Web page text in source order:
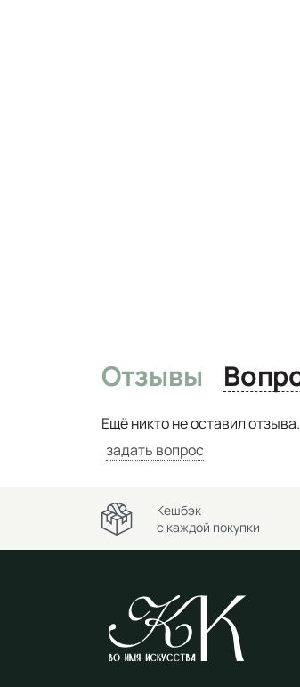
Отзывы
Ещё никто не оставил отзыва.
задать вопрос
Кешбэк
с каждой покупки